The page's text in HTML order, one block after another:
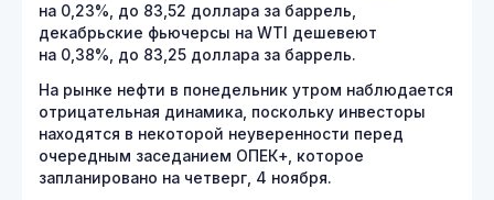
на 0,23%, до 83,52 доллара за баррель,
декабрьские фьючерсы на WTI дешевеют
на 0,38%, до 83,25 доллара за баррель.
На рынке нефти в понедельник утром наблюдается
отрицательная динамика, поскольку инвесторы
находятся в некоторой неуверенности перед
очередным заседанием ОПЕК+, которое
запланировано на четверг, 4 ноября.